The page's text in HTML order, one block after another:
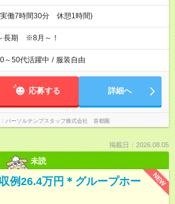
働7時間30分 休憩1時間)
長期 ※8月～！
～50代活躍中 / 服装自由
応募する 詳細へ
パーソルテンプスタッフ株式会社 首都圏
掲載日：2026.08.05
未読
NEW
例26.4万円＊グループホー